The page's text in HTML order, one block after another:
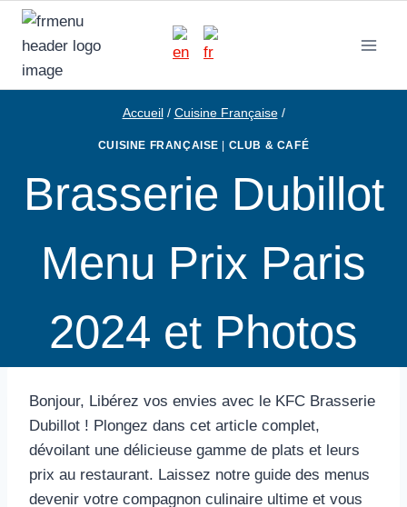
Aller
contenu
Accueil / Cuisine Française /
CUISINE FRANÇAISE | CLUB & CAFÉ
Brasserie Dubillot
Menu Prix Paris
2024 et Photos
Bonjour, Libérez vos envies avec le KFC Brasserie
Dubillot ! Plongez dans cet article complet,
dévoilant une délicieuse gamme de plats et leurs
prix au restaurant. Laissez notre guide des menus
devenir votre compagnon culinaire ultime et vous